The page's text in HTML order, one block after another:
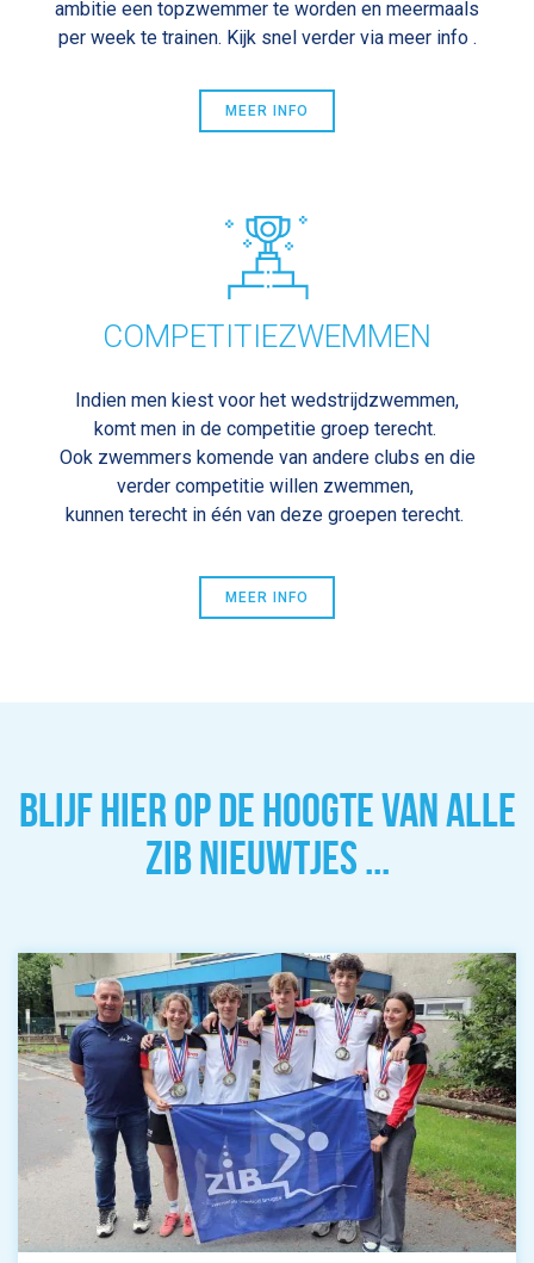
ambitie een topzwemmer te worden en meermaals
per week te trainen. Kijk snel verder via meer info .
MEER INFO
COMPETITIEZWEMMEN
Indien men kiest voor het wedstrijdzwemmen,
komt men in de competitie groep terecht.
Ook zwemmers komende van andere clubs en die
verder competitie willen zwemmen,
kunnen terecht in één van deze groepen terecht.
MEER INFO
BLIJF HIER OP DE HOOGTE VAN ALLE
ZIB NIEUWTJES ...